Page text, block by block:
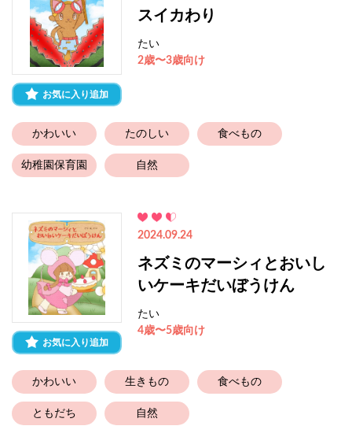
お気に入り追加
スイカわり
たい
2歳〜3歳向け
かわいい たのしい 食べもの
幼稚園保育園 自然
お気に入り追加
2024.09.24
ネズミのマーシィとおいし
いケーキだいぼうけん
たい
4歳〜5歳向け
かわいい 生きもの 食べもの
ともだち 自然